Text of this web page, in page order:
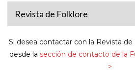
Revista de Folklore
Si desea contactar con la Revista
desde la sección de contacto de la
>